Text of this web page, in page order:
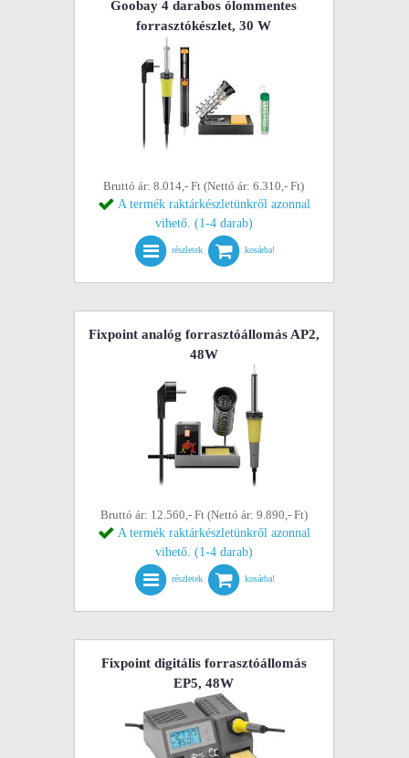
Goobay 4 darabos ólommentes
forrasztókészlet, 30 W
Bruttó ár: 8.014,- Ft (Nettó ár: 6.310,- Ft)
A termék raktárkészletünkről azonnal
vihető. (1-4 darab)
részletek kosárba!
Fixpoint analóg forrasztóállomás AP2,
48W
Bruttó ár: 12.560,- Ft (Nettó ár: 9.890,- Ft)
A termék raktárkészletünkről azonnal
vihető. (1-4 darab)
részletek kosárba!
Fixpoint digitális forrasztóállomás
EP5, 48W